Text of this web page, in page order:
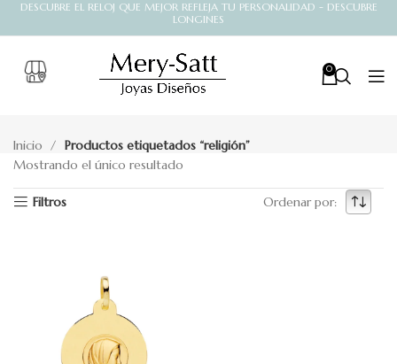
DESCUBRE EL RELOJ QUE MEJOR REFLEJA TU PERSONALIDAD - DESCUBRE
LONGINES
0
Inicio
Productos etiquetados “religión”
Mostrando el único resultado
Filtros Ordenar por: